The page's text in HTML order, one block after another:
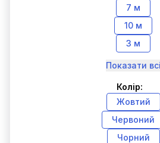
7 м
10 м
3 м
Показати всі
Колір:
Жовтий
Червоний
Чорний